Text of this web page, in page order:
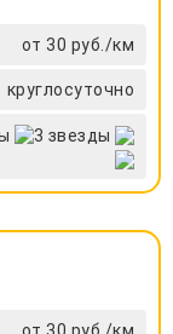
от 30 руб./км
круглосуточно
от 30 руб./км